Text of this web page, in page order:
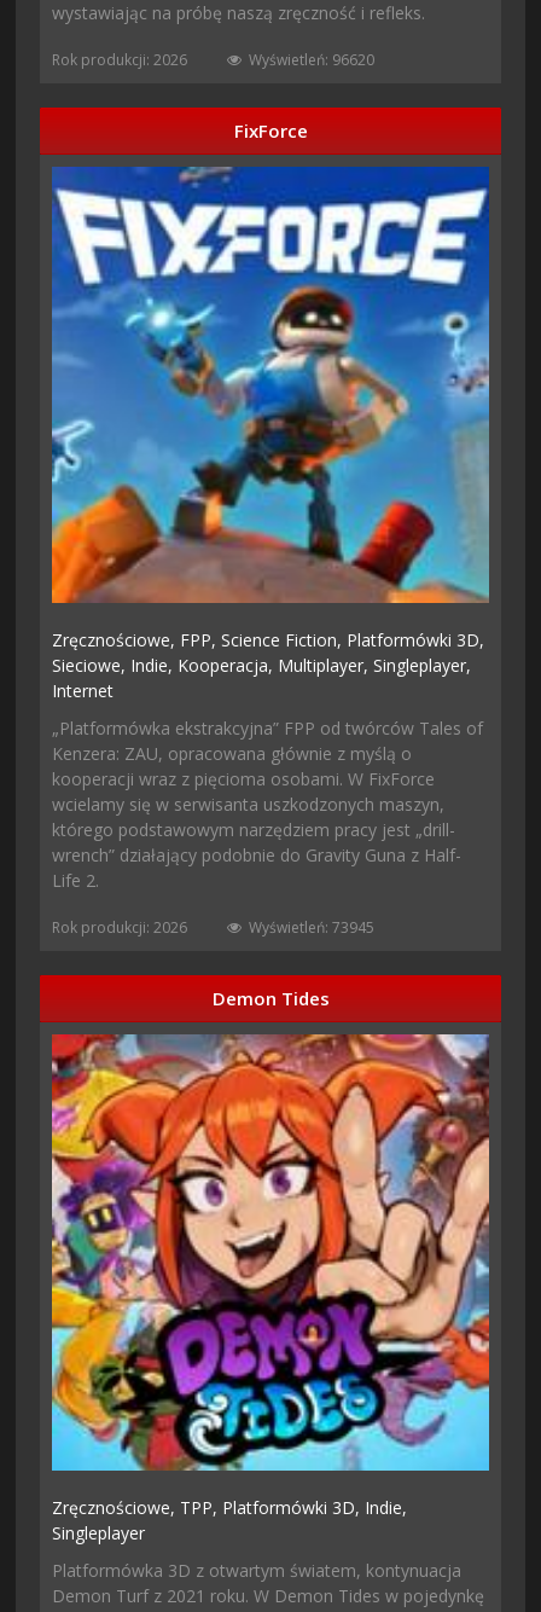
wystawiając na próbę naszą zręczność i refleks.
Rok produkcji: 2026 Wyświetleń: 96620
FixForce
Zręcznościowe, FPP,Science Fiction, Platformówki 3D,
Sieciowe, Indie, Kooperacja, Multiplayer,Singleplayer,
Internet
„Platformówka ekstrakcyjna” FPP od twórców Tales of
Kenzera: ZAU, opracowana głównie z myślą o
kooperacji wraz z pięcioma osobami. W FixForce
wcielamy się w serwisanta uszkodzonych maszyn,
którego podstawowym narzędziem pracy jest „drill-
wrench” działający podobnie do Gravity Guna z Half-
Life 2.
Rok produkcji: 2026 Wyświetleń: 73945
Demon Tides
Zręcznościowe, TPP, Platformówki 3D, Indie,
Singleplayer
Platformówka 3D z otwartym światem, kontynuacja
Demon Turf z 2021 roku. W Demon Tides w pojedynkę